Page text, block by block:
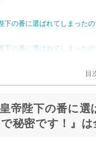
下の番に選ばれてしまった
下の番に選ばれてしまった
目
帝陛下の番に
秘密です！』は